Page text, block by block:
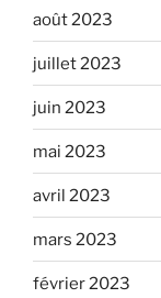
août 2023
juillet 2023
juin 2023
mai 2023
avril 2023
mars 2023
février 2023